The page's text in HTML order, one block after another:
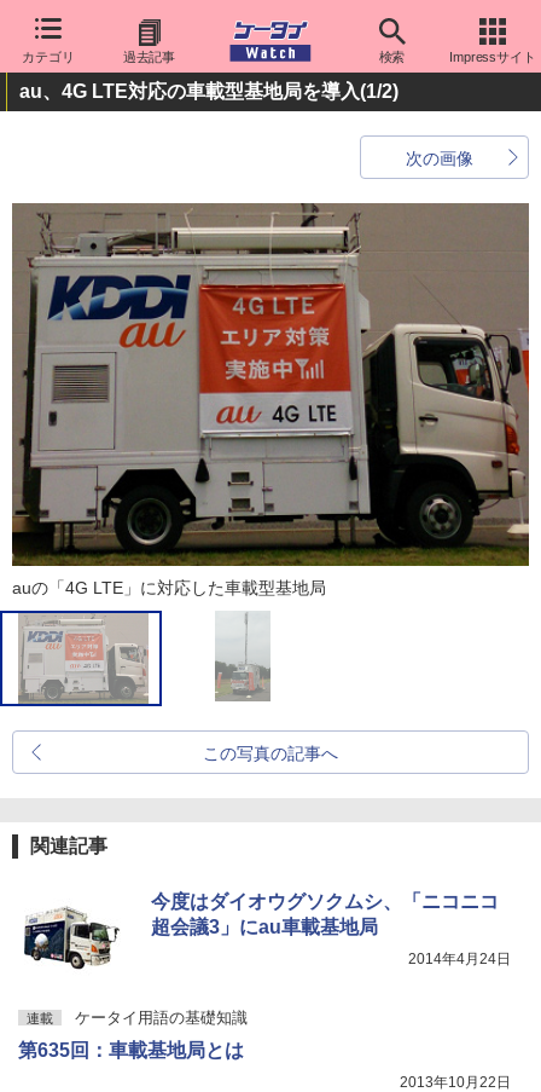
カテゴリ 過去記事 検索 Impressサイト
au、4G LTE対応の車載型基地局を導入(1/2)
次の画像
auの「4G LTE」に対応した車載型基地局
この写真の記事へ
関連記事
今度はダイオウグソクムシ、「ニコニコ
超会議3」にau車載基地局
2014年4月24日
連載 ケータイ用語の基礎知識
第635回：車載基地局とは
2013年10月22日